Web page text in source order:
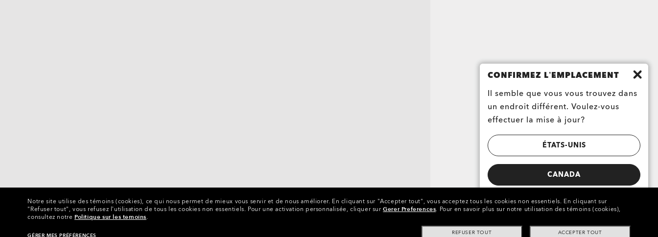
CONFIRMEZ L’EMPLACEMENT
Il semble que vous vous trouvez dans
un endroit différent. Voulez-vous
effectuer la mise à jour?
ÉTATS-UNIS
CANADA
Notre site utilise des témoins (cookies), ce qui nous permet de mieux vous servir et de nous améliorer. En cliquant sur "Accepter tout", vous acceptez tous les cookies non essentiels. En cliquant sur
"Refuser tout", vous refusez l’utilisation de tous les cookies non essentiels. Pour une activation personnalisée, cliquer surGerer Preferences. Pour en savoir plus sur notre utilisation des témoins (cookies),
consultez notre Politique sur les temoins.
ACCEPTER TOUT
REFUSER TOUT
GÉRER MES PRÉFÉRENCES